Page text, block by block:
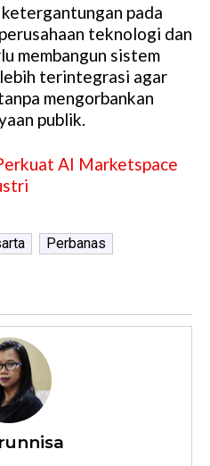
pada
teknologi dan
membangun sistem
terintegrasi agar
mengorbankan
publik.
AI Marketspace
Perbanas